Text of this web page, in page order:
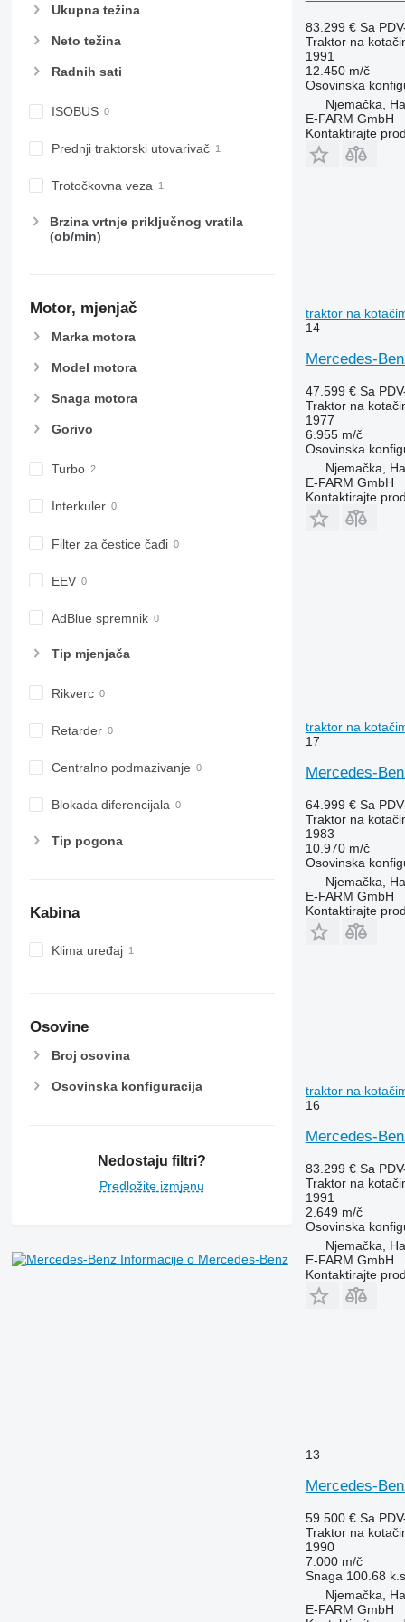
5720
6100
6110 B
6110 R
6115
6125 M
6125 R
6140
6145
6155
6190
6195 R
6210
6230
6300
6330
6430 Premium
6520
6630
6900
6910
6930
7230 R
7290 R
6465
6485
6495
6713
6715
7475
7480
7619
7620
7716
7720
7724
8220
8650
8670
8732
8740
Ukupna težina
Neto težina
Radnih sati
ISOBUS
Prednji traktorski utovarivač
Trotočkovna veza
Brzina vrtnje priključnog vratila
(ob/min)
Motor, mjenjač
Marka motora
Model motora
Snaga motora
Gorivo
Turbo
Interkuler
Filter za čestice čađi
EEV
AdBlue spremnik
Tip mјenjača
Rikverc
Retarder
Centralno podmazivanje
Blokada diferencijala
Tip pogona
Kabina
Klima uređaj
Osovine
Broj osovina
Osovinska konfiguracija
Nedostaju filtri?
Predložite izmjenu
Informacije o Mercedes-Benz
83.299 € Sa
Traktor na
1991
12.450 m/č
Osovinska
Njemačka,
E-FARM GmbH
Kontaktirajte
traktor na
14
Mercedes-
47.599 € Sa
Traktor na
1977
6.955 m/č
Osovinska
Njemačka,
E-FARM GmbH
Kontaktirajte
traktor na
17
Mercedes-
64.999 € Sa
Traktor na
1983
10.970 m/č
Osovinska
Njemačka,
E-FARM GmbH
Kontaktirajte
traktor na
16
Mercedes-
83.299 € Sa
Traktor na
1991
2.649 m/č
Osovinska
Njemačka,
E-FARM GmbH
Kontaktirajte
13
Mercedes-
59.500 € Sa
Traktor na
1990
7.000 m/č
Snaga 100.68
Njemačka,
E-FARM GmbH